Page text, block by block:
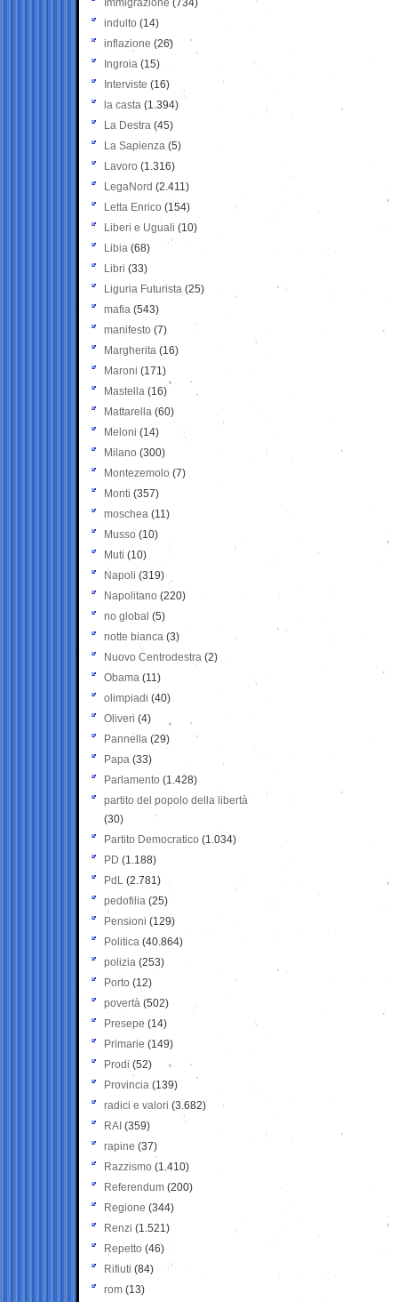
Immigrazione (734)
indulto (14)
inflazione (26)
Ingroia (15)
Interviste (16)
la casta (1.394)
La Destra (45)
La Sapienza (5)
Lavoro (1.316)
LegaNord (2.411)
Letta Enrico (154)
Liberi e Uguali (10)
Libia (68)
Libri (33)
Liguria Futurista (25)
mafia (543)
manifesto (7)
Margherita (16)
Maroni (171)
Mastella (16)
Mattarella (60)
Meloni (14)
Milano (300)
Montezemolo (7)
Monti (357)
moschea (11)
Musso (10)
Muti (10)
Napoli (319)
Napolitano (220)
no global (5)
notte bianca (3)
Nuovo Centrodestra (2)
Obama (11)
olimpiadi (40)
Oliveri (4)
Pannella (29)
Papa (33)
Parlamento (1.428)
partito del popolo della libertà
(30)
Partito Democratico (1.034)
PD (1.188)
PdL (2.781)
pedofilia (25)
Pensioni (129)
Politica (40.864)
polizia (253)
Porto (12)
povertà (502)
Presepe (14)
Primarie (149)
Prodi (52)
Provincia (139)
radici e valori (3.682)
RAI (359)
rapine (37)
Razzismo (1.410)
Referendum (200)
Regione (344)
Renzi (1.521)
Repetto (46)
Rifiuti (84)
rom (13)